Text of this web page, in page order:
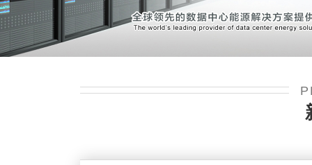
免维
机房
综合